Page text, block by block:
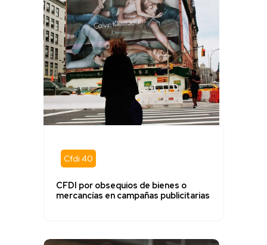
Cfdi 40
CFDI por obsequios de bienes o
mercancías en campañas publicitarias